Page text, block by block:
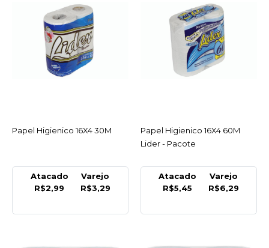
R$3,29
COMPRAR
COMPARAR
LIDER
Papel Higienico 16X4
R$6,29
ACESSAR
Papel Higienico 16X4 30M
Atacado
R$2,99
Varejo
R$3,29
ACESSAR
Papel Higienico 16X4 60M
Lider - Pacote
Atacado
R$5,45
Varejo
R$6,29